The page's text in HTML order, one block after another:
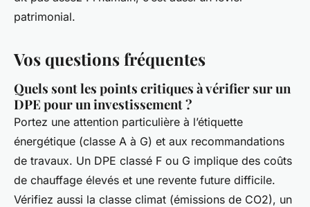
patrimonial.
Vos questions fréquentes
Quels sont les points critiques à vérifier sur un
DPE pour un investissement ?
Portez une attention particulière à l’étiquette
énergétique (classe A à G) et aux recommandations
de travaux. Un DPE classé F ou G implique des coûts
de chauffage élevés et une revente future difficile.
Vérifiez aussi la classe climat (émissions de CO2), un